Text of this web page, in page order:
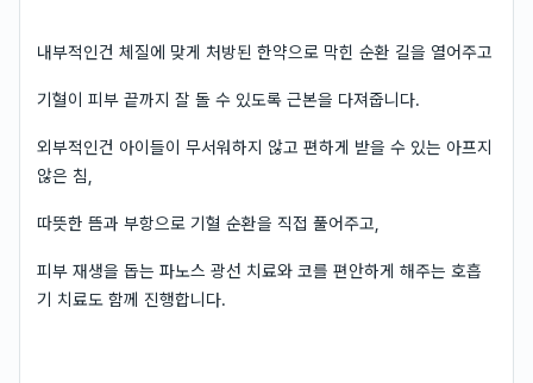
내부적인건 체질에 맞게 처방된 한약으로 막힌 순환 길을 열어주고
기혈이 피부 끝까지 잘 돌 수 있도록 근본을 다져줍니다.
외부적인건 아이들이 무서워하지 않고 편하게 받을 수 있는 아프지
않은 침,
따뜻한 뜸과 부항으로 기혈 순환을 직접 풀어주고,
피부 재생을 돕는 파노스 광선 치료와 코를 편안하게 해주는 호흡
기 치료도 함께 진행합니다.